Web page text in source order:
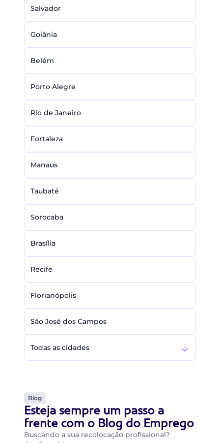
Salvador
Goiânia
Belém
Porto Alegre
Rio de Janeiro
Fortaleza
Manaus
Taubaté
Sorocaba
Brasília
Recife
Florianópolis
São José dos Campos
Todas as cidades
Blog
Esteja sempre um passo a
frente com o Blog do Emprego
Buscando a sua recolocação profissional?